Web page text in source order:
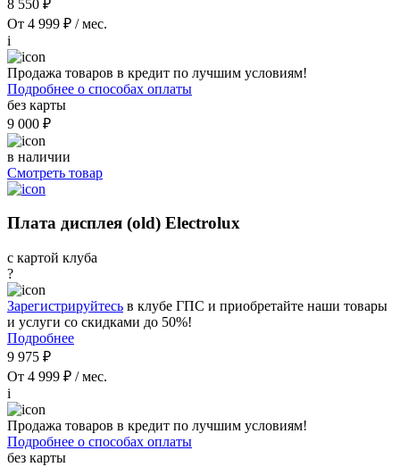
8 550 ₽
От 4 999 ₽ / мес.
i
Продажа товаров в кредит по лучшим условиям!
Подробнее о способах оплаты
без карты
9 000 ₽
в наличии
Смотреть товар
Плата дисплея (old) Electrolux
с картой клуба
?
Зарегистрируйтесь в клубе ГПС и приобретайте наши товары
и услуги со скидками до 50%!
Подробнее
9 975 ₽
От 4 999 ₽ / мес.
i
Продажа товаров в кредит по лучшим условиям!
Подробнее о способах оплаты
без карты